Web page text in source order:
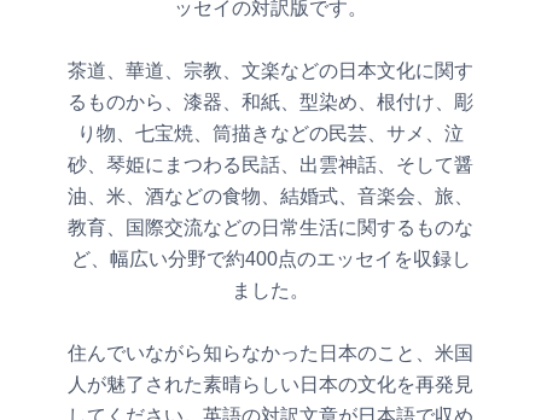
ッセイの対訳版です。
茶道、華道、宗教、文楽などの日本文化に関す
るものから、漆器、和紙、型染め、根付け、彫
り物、七宝焼、筒描きなどの民芸、サメ、泣
砂、琴姫にまつわる民話、出雲神話、そして醤
油、米、酒などの食物、結婚式、音楽会、旅、
教育、国際交流などの日常生活に関するものな
ど、幅広い分野で約400点のエッセイを収録し
ました。
住んでいながら知らなかった日本のこと、米国
人が魅了された素晴らしい日本の文化を再発見
してください。英語の対訳文章が日本語で収め